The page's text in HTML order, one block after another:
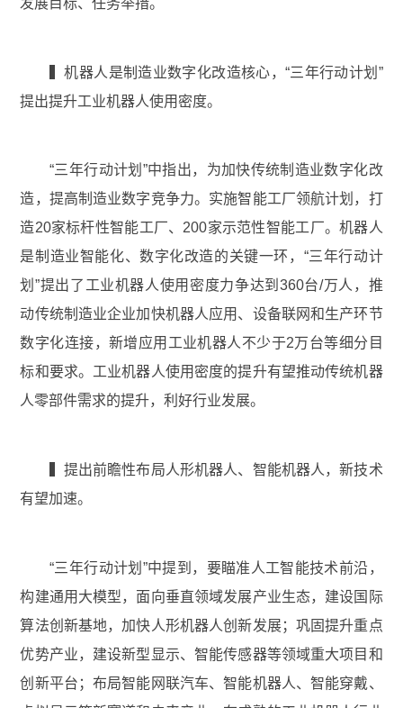
▍机器人是制造业数字化改造核心，“三年行动计划”
提出提升工业机器人使用密度。
“三年行动计划”中指出，为加快传统制造业数字化改
造，提高制造业数字竞争力。实施智能工厂领航计划，打
造20家标杆性智能工厂、200家示范性智能工厂。机器人
是制造业智能化、数字化改造的关键一环，“三年行动计
划”提出了工业机器人使用密度力争达到360台/万人，推
动传统制造业企业加快机器人应用、设备联网和生产环节
数字化连接，新增应用工业机器人不少于2万台等细分目
标和要求。工业机器人使用密度的提升有望推动传统机器
人零部件需求的提升，利好行业发展。
▍提出前瞻性布局人形机器人、智能机器人，新技术
有望加速。
“三年行动计划”中提到，要瞄准人工智能技术前沿，
构建通用大模型，面向垂直领域发展产业生态，建设国际
算法创新基地，加快人形机器人创新发展；巩固提升重点
优势产业，建设新型显示、智能传感器等领域重大项目和
创新平台；布局智能网联汽车、智能机器人、智能穿戴、